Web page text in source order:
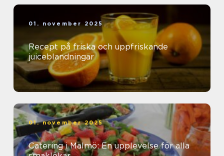
01. november 2025
Recept på friska och uppfriskande
juiceblandningar
01. november 2025
Catering i Malmö: En upplevelse för alla